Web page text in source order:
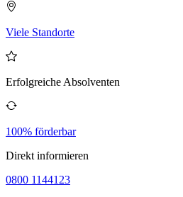
Viele Standorte
Erfolgreiche Absolventen
100% förderbar
Direkt informieren
0800 1144123